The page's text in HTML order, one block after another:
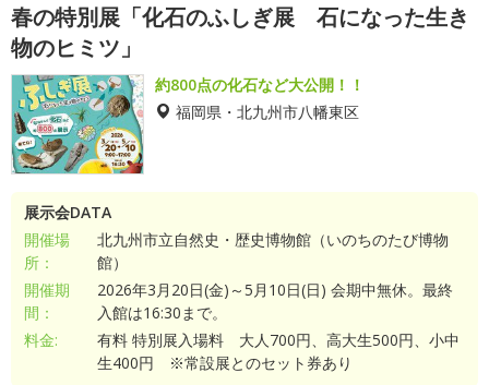
春の特別展「化石のふしぎ展 石になった生き
物のヒミツ」
約800点の化石など大公開！！
福岡県・北九州市八幡東区
展示会DATA
開催場
所：
北九州市立自然史・歴史博物館（いのちのたび博物
館）
開催期
間：
2026年3月20日(金)～5月10日(日) 会期中無休。最終
入館は16:30まで。
料金:
有料 特別展入場料 大人700円、高大生500円、小中
生400円 ※常設展とのセット券あり